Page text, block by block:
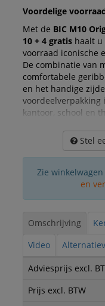
Voordelige
Met de BIC M10
10 + 4 gratishaalt u
voorraad iconische
De combinatie van
comfortabele
en het handige
voordeelverpakking
kantoor, school en
Stel
Zie
en
Omschrijving
Video
Adviesprijs excl.
Prijs excl. BTW